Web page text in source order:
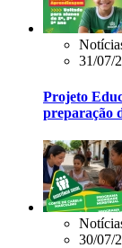
31/07/
Projeto
preparação
30/07/